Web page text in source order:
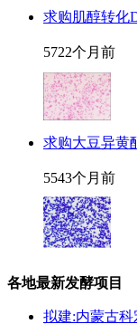
求购肌醇转化
5722个月前
求购大豆异黄
5543个月前
各地最新发酵项目
拟建:内蒙古科